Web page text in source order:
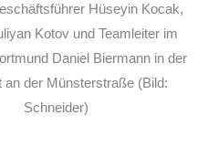
Hüseyin Kocak,
Kotov und Teamleiter im
Daniel Biermann in der
an der Münsterstraße (Bild:
Schneider)